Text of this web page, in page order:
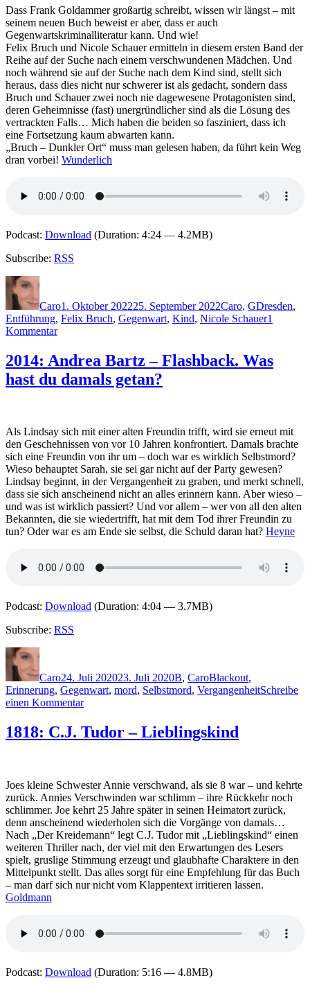
Dass Frank Goldammer großartig schreibt, wissen wir längst – mit
seinem neuen Buch beweist er aber, dass er auch
Gegenwartskriminalliteratur kann. Und wie!
Felix Bruch und Nicole Schauer ermitteln in diesem ersten Band der
Reihe auf der Suche nach einem verschwundenen Mädchen. Und
noch während sie auf der Suche nach dem Kind sind, stellt sich
heraus, dass dies nicht nur schwerer ist als gedacht, sondern dass
Bruch und Schauer zwei noch nie dagewesene Protagonisten sind,
deren Geheimnisse (fast) unergründlicher sind als die Lösung des
vertrackten Falls… Mich haben die beiden so fasziniert, dass ich
eine Fortsetzung kaum abwarten kann.
„Bruch – Dunkler Ort“ muss man gelesen haben, da führt kein Weg
dran vorbei! Wunderlich
Podcast: Download (Duration: 4:24 — 4.2MB)
Subscribe: RSS
Autor
Caro1. Oktober 202225. September 2022Caro, GDresden,
Entführung, Felix Bruch, Gegenwart, Kind, Nicole Schauer1
Kommentarzu
Frank
Goldammer
–
Ort
2014: Andrea Bartz – Flashback. Was
hast du damals getan?
Als Lindsay sich mit einer alten Freundin trifft, wird sie erneut mit
den Geschehnissen von vor 10 Jahren konfrontiert. Damals brachte
sich eine Freundin von ihr um – doch war es wirklich Selbstmord?
Wieso behauptet Sarah, sie sei gar nicht auf der Party gewesen?
Lindsay beginnt, in der Vergangenheit zu graben, und merkt schnell,
dass sie sich anscheinend nicht an alles erinnern kann. Aber wieso –
und was ist wirklich passiert? Und vor allem – wer von all den alten
Bekannten, die sie wiedertrifft, hat mit dem Tod ihrer Freundin zu
tun? Oder war es am Ende sie selbst, die Schuld daran hat? Heyne
Podcast: Download (Duration: 4:04 — 3.7MB)
Subscribe: RSS
Autor
Caro24. Juli 202023. Juli 2020B, CaroBlackout,
Erinnerung, Gegenwart, mord, Selbstmord, VergangenheitSchreibe
einen Kommentarzu
Andrea
Bartz
hast
du
damals
getan?
1818: C.J. Tudor – Lieblingskind
Joes kleine Schwester Annie verschwand, als sie 8 war – und kehrte
zurück. Annies Verschwinden war schlimm – ihre Rückkehr noch
schlimmer. Joe kehrt 25 Jahre später in seinen Heimatort zurück,
denn anscheinend wiederholen sich die Vorgänge von damals…
Nach „Der Kreidemann“ legt C.J. Tudor mit „Lieblingskind“ einen
weiteren Thriller nach, der viel mit den Erwartungen des Lesers
spielt, gruslige Stimmung erzeugt und glaubhafte Charaktere in den
Mittelpunkt stellt. Das alles sorgt für eine Empfehlung für das Buch
– man darf sich nur nicht vom Klappentext irritieren lassen.
Goldmann
Podcast: Download (Duration: 5:16 — 4.8MB)